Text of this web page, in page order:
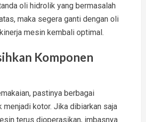
oli hidrolik yang bermasalah
maka segera ganti dengan oli
mesin kembali optimal.
Komponen
pastinya berbagai
menjadi kotor. Jika dibiarkan saja
terus dioperasikan, imbasnya